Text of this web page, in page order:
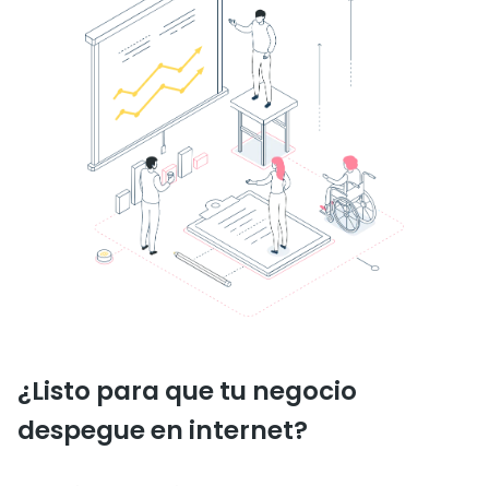
¿Listo para que tu negocio
despegue en internet?